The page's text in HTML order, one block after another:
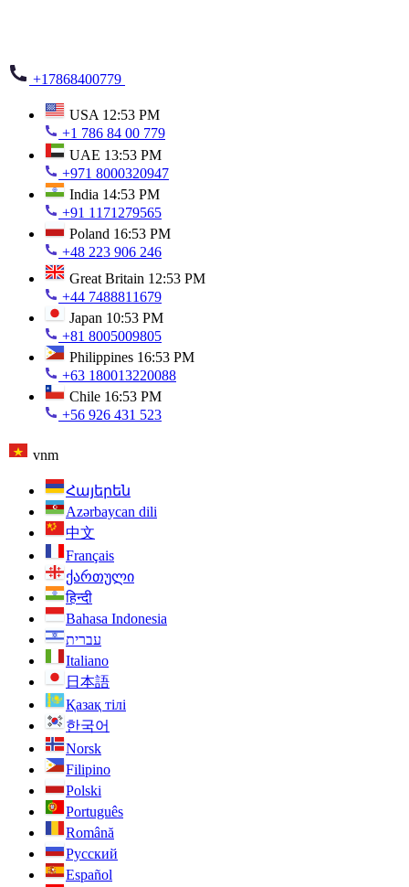
+17868400779
USA 12:53 PM
+1 786 84 00 779
UAE 13:53 PM
+971 8000320947
India 14:53 PM
+91 1171279565
Poland 16:53 PM
+48 223 906 246
Great Britain 12:53 PM
+44 7488811679
Japan 10:53 PM
+81 8005009805
Philippines 16:53 PM
+63 180013220088
Chile 16:53 PM
+56 926 431 523
vnm
Հայերեն
Azərbaycan dili
中文
Français
ქართული
हिन्दी
Bahasa Indonesia
עברית
Italiano
日本語
Қазақ тілі
한국어
Norsk
Filipino
Polski
Português
Română
Русский
Español